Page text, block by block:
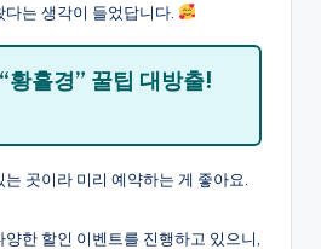
는 생각이 들었답니다.
황홀경” 꿀팁 대방출!
는 곳이라 미리 예약하는 게 좋아요.
양한 할인 이벤트를 진행하고 있으니,